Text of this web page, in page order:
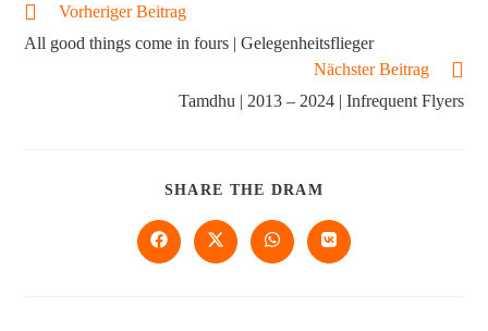
Vorheriger Beitrag
All good things come in fours | Gelegenheitsflieger
Nächster Beitrag
Tamdhu | 2013 – 2024 | Infrequent Flyers
SHARE THE DRAM